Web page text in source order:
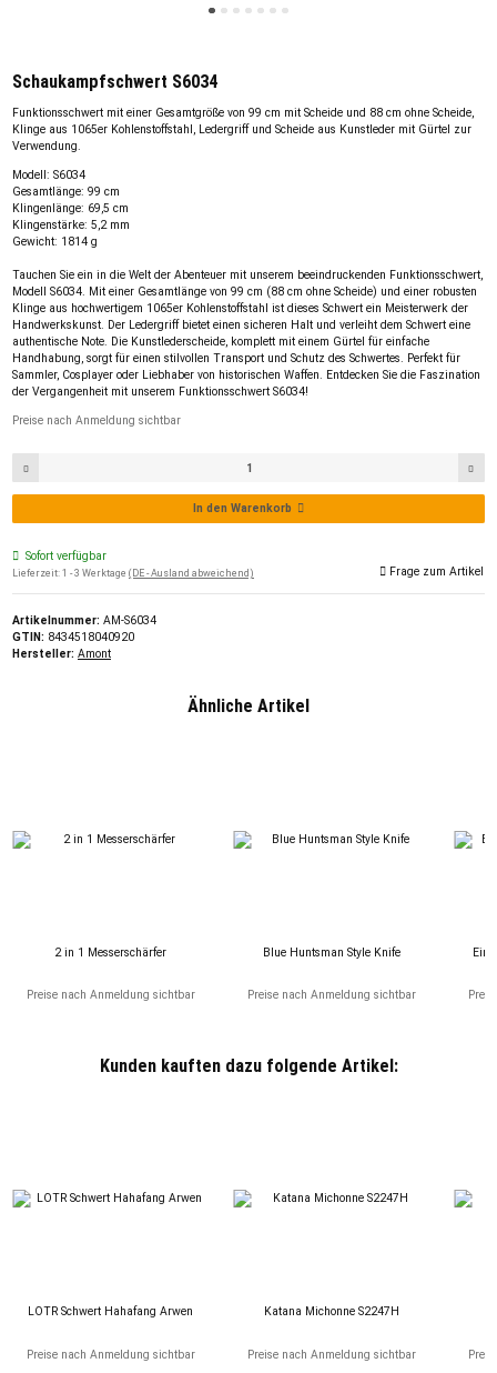
Schaukampfschwert S6034
Funktionsschwert mit einer Gesamtgröße von 99 cm mit Scheide und 88 cm ohne Scheide,
Klinge aus 1065er Kohlenstoffstahl, Ledergriff und Scheide aus Kunstleder mit Gürtel zur
Verwendung.
Modell: S6034
Gesamtlänge: 99 cm
Klingenlänge: 69,5 cm
Klingenstärke: 5,2 mm
Gewicht: 1814 g
Tauchen Sie ein in die Welt der Abenteuer mit unserem beeindruckenden Funktionsschwert,
Modell S6034. Mit einer Gesamtlänge von 99 cm (88 cm ohne Scheide) und einer robusten
Klinge aus hochwertigem 1065er Kohlenstoffstahl ist dieses Schwert ein Meisterwerk der
Handwerkskunst. Der Ledergriff bietet einen sicheren Halt und verleiht dem Schwert eine
authentische Note. Die Kunstlederscheide, komplett mit einem Gürtel für einfache
Handhabung, sorgt für einen stilvollen Transport und Schutz des Schwertes. Perfekt für
Sammler, Cosplayer oder Liebhaber von historischen Waffen. Entdecken Sie die Faszination
der Vergangenheit mit unserem Funktionsschwert S6034!
Preise nach Anmeldung sichtbar
In den Warenkorb
Sofort verfügbar
Lieferzeit: 1 - 3 Werktage (DE - Ausland abweichend) Frage zum Artikel
Artikelnummer: AM-S6034
GTIN: 8434518040920
Hersteller: Amont
Ähnliche Artikel
2 in 1 Messerschärfer
Preise nach Anmeldung sichtbar
Blue Huntsman Style Knife
Preise nach Anmeldung sichtbar
Kunden kauften dazu folgende Artikel:
LOTR Schwert Hahafang Arwen
Preise nach Anmeldung sichtbar
Katana Michonne S2247H
Preise nach Anmeldung sichtbar